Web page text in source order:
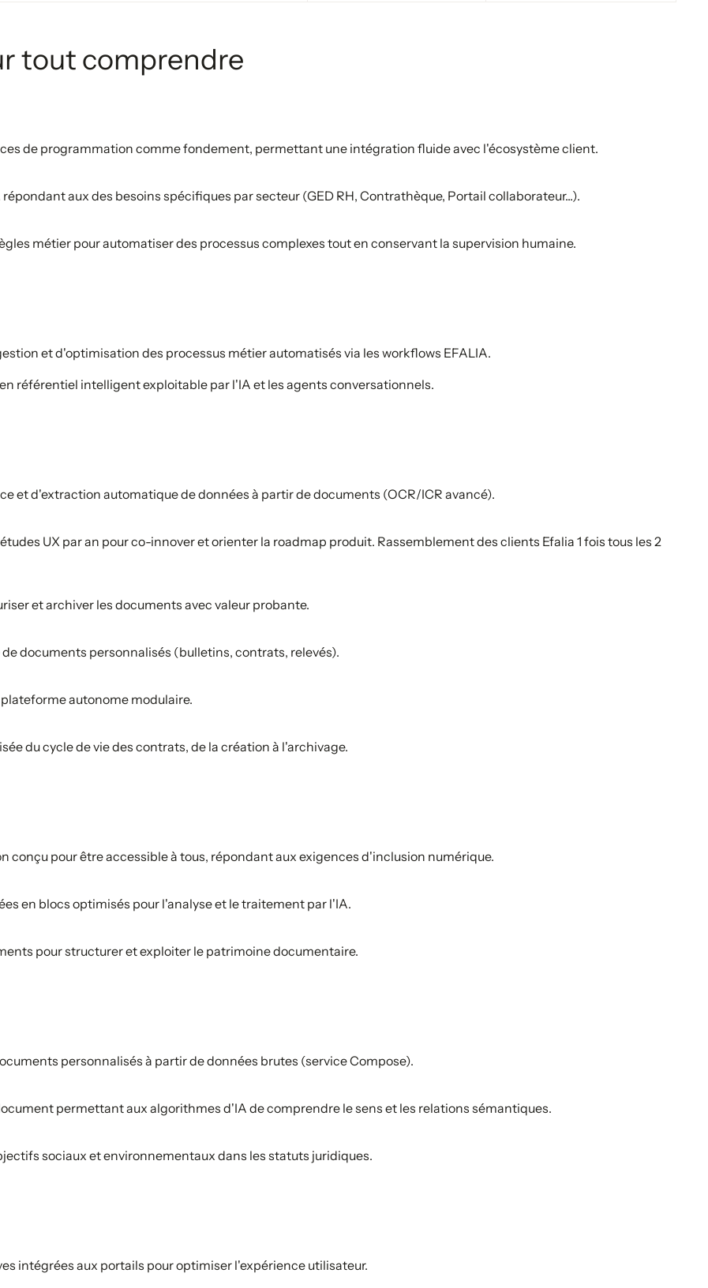
tout comprendre
de programmation comme fondement, permettant une intégration fluide avec l'écosystème client.
aux des besoins spécifiques par secteur (GED RH, Contrathèque, Portail collaborateur...).
métier pour automatiser des processus complexes tout en conservant la supervision humaine.
et d'optimisation des processus métier automatisés via les workflows EFALIA.
référentiel intelligent exploitable par l'IA et les agents conversationnels.
et d'extraction automatique de données à partir de documents (OCR/ICR avancé).
UX par an pour co-innover et orienter la roadmap produit. Rassemblement des clients Efalia 1 fois tous les 2
et archiver les documents avec valeur probante.
documents personnalisés (bulletins, contrats, relevés).
autonome modulaire.
du cycle de vie des contrats, de la création à l'archivage.
conçu pour être accessible à tous, répondant aux exigences d'inclusion numérique.
en blocs optimisés pour l'analyse et le traitement par l'IA.
pour structurer et exploiter le patrimoine documentaire.
personnalisés à partir de données brutes (service Compose).
permettant aux algorithmes d'IA de comprendre le sens et les relations sémantiques.
sociaux et environnementaux dans les statuts juridiques.
intégrées aux portails pour optimiser l'expérience utilisateur.